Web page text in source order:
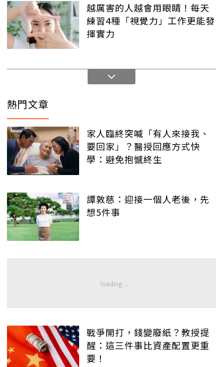
越厲害的人越會用眼睛！每天
練習4種「視覺力」工作更能發
揮實力
熱門文章
家人臨終突喊「有人來接我、
要回家」？醫授回應方式快
學：避免抱憾終生
譚敦慈：迎接一個人老後，先
想5件事
戰爭開打，錢變廢紙？教授提
醒：這三件事比資產配置更重
要！